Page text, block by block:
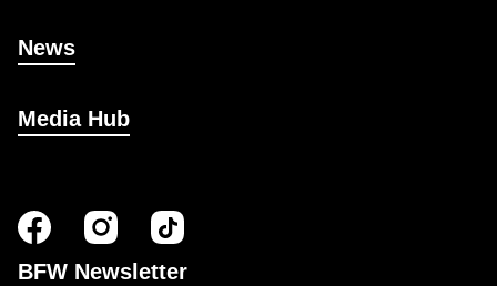
News
Media Hub
BFW Newsletter